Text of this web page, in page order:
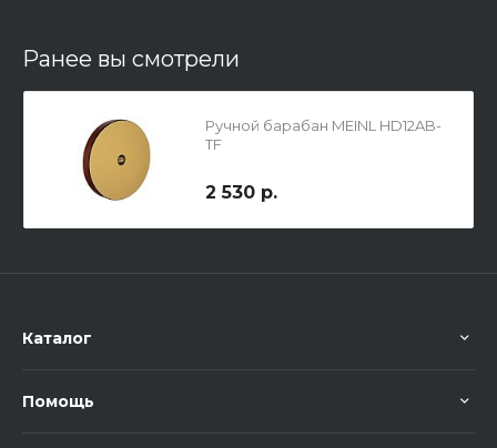
Ранее вы смотрели
Ручной барабан MEINL HD12AB-
TF
2 530 р.
Каталог
Помощь